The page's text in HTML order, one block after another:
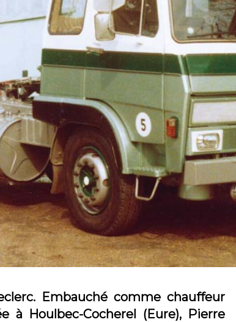
Embauché comme chauffeur
à Houlbec-Cocherel (Eure), Pierre